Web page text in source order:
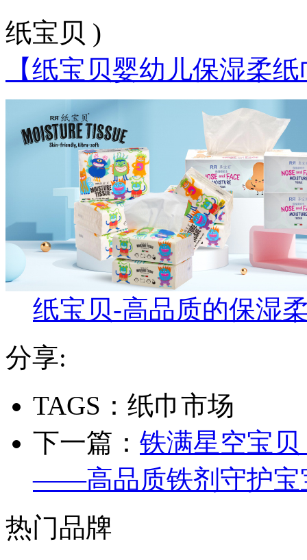
纸宝贝 )
【纸宝贝婴幼儿保湿柔
纸宝贝-高品质的保湿
分享:
TAGS：纸巾市场
下一篇： 铁满星空宝
——高品质铁剂守护宝
热门品牌